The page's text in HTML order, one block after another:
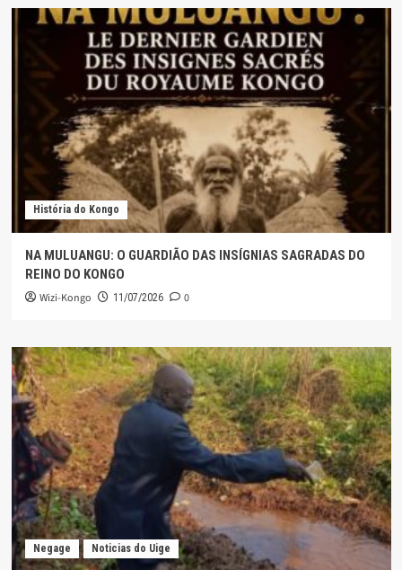
História do Kongo
NA MULUANGU: O GUARDIÃO DAS INSÍGNIAS SAGRADAS DO
REINO DO KONGO
Wizi-Kongo 11/07/2026 0
Negage Noticias do Uige